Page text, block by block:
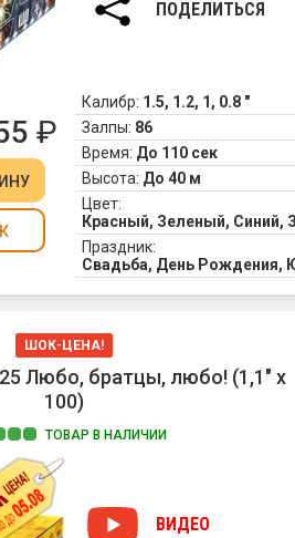
ПОДЕЛИТЬСЯ
₽
Калибр: 1.5, 1.2, 1, 0.8 "
Залпы: 86
Время: До 110 сек
Высота: До 40 м
Цвет:
Красный, Зеленый, Синий,
Праздник:
Свадьба, День Рождения,
ШОК-ЦЕНА!
Любо, братцы, любо! (1,1" х
100)
ТОВАР В НАЛИЧИИ
ВИДЕО